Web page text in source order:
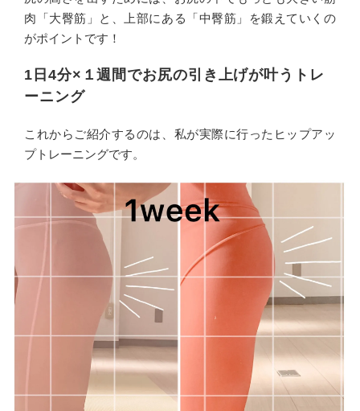
肉「大臀筋」と、上部にある「中臀筋」を鍛えていくの
がポイントです！
1日4分×１週間でお尻の引き上げが叶うトレ
ーニング
これからご紹介するのは、私が実際に行ったヒップアッ
プトレーニングです。